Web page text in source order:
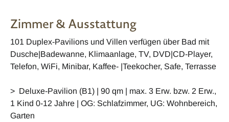
Zimmer & Ausstattung
101 Duplex-Pavilions und Villen verfügen über Bad mit
Dusche|Badewanne, Klimaanlage, TV, DVD|CD-Player,
Telefon, WiFi, Minibar, Kaffee- |Teekocher, Safe, Terrasse
> Deluxe-Pavilion (B1) | 90 qm | max. 3 Erw. bzw. 2 Erw.,
1 Kind 0-12 Jahre | OG: Schlafzimmer, UG: Wohnbereich,
Garten